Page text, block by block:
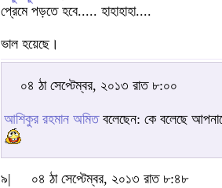
প্রেমে পড়তে হবে..... হাহাহাহা....
ভাল হয়েছে।
০৪ ঠা সেপ্টেম্বর, ২০১৩ রাত ৮:০০
আশিকুর রহমান অমিতবলেছেন: কে বলেছে
৯|
০৪ ঠা সেপ্টেম্বর, ২০১৩ রাত ৮:৪৮